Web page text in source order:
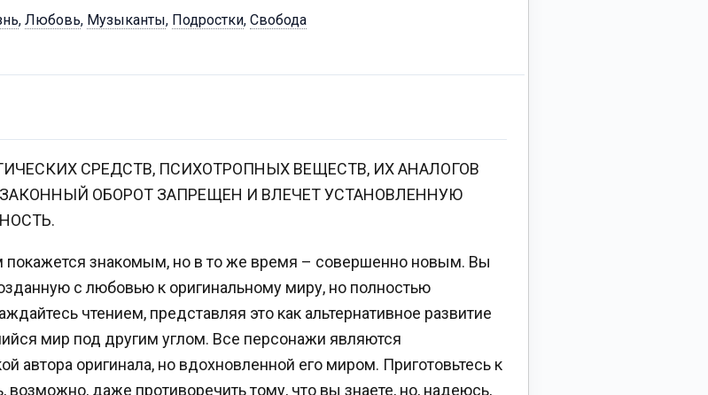
, Любовь, Музыканты, Подростки, Свобода
СРЕДСТВ, ПСИХОТРОПНЫХ ВЕЩЕСТВ, ИХ АНАЛОГОВ
ОБОРОТ ЗАПРЕЩЕН И ВЛЕЧЕТ УСТАНОВЛЕННУЮ
покажется знакомым, но в то же время – совершенно новым. Вы
с любовью к оригинальному миру, но полностью
чтением, представляя это как альтернативное развитие
мир под другим углом. Все персонажи являются
оригинала, но вдохновленной его миром. Приготовьтесь к
даже противоречить тому, что вы знаете, но, надеюсь,